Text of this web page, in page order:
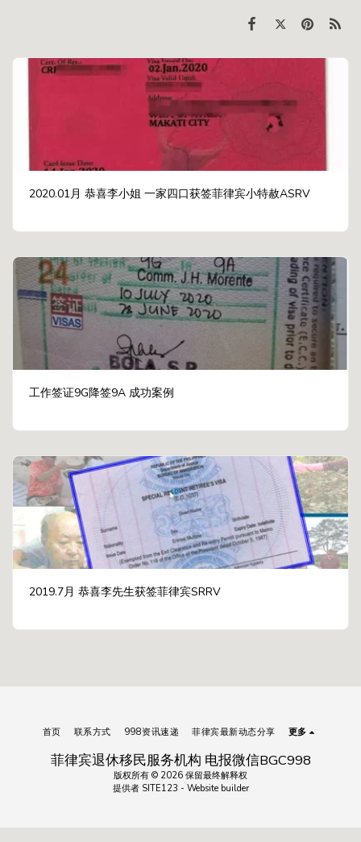
2020.01月 恭喜李小姐 一家四口获签菲律宾小特赦ASRV
工作签证9G降签9A 成功案例
2019.7月 恭喜李先生获签菲律宾SRRV
菲律宾退休移民服务机构 电报微信BGC998
版权所有 © 2026 保留最终解释权
提供者 SITE123 - Website builder
首页 联系方式 998资讯速递 菲律宾最新动态分享 更多